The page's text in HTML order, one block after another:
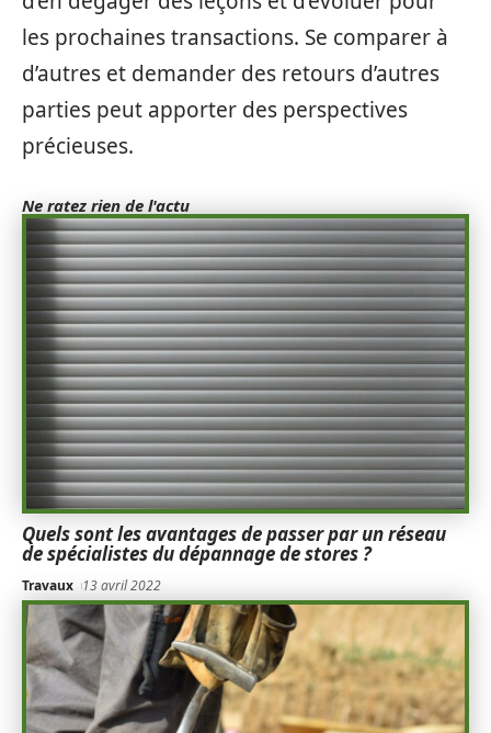
les prochaines transactions. Se comparer à
d’autres et demander des retours d’autres
parties peut apporter des perspectives
précieuses.
Ne ratez rien de l'actu
Quels sont les avantages de passer par un réseau
de spécialistes du dépannage de stores ?
Travaux 13 avril 2022